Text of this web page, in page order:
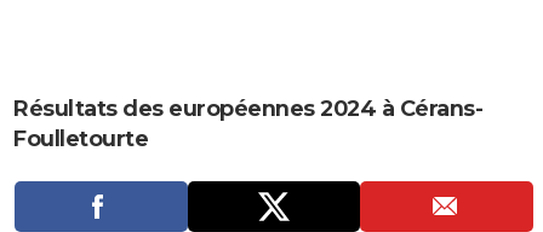
Carte de Noël
Carte Bonne année
Carte Saint-Valentin
Carte Pâques
Carte d'anniversaire
COPAINS D'AVANT
Résultats des européennes 2024 à Cérans-
Foulletourte